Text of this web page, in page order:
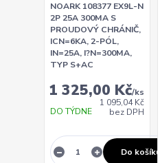
NOARK 108377 EX9L-N
2P 25A 300MA S
PROUDOVÝ CHRÁNIČ,
ICN=6KA, 2-PÓL,
IN=25A, I?N=300MA,
TYP S+AC
1 325,00 Kč/ks
1 095,04 Kč
bez DPH
DO TÝDNE
Do košíku